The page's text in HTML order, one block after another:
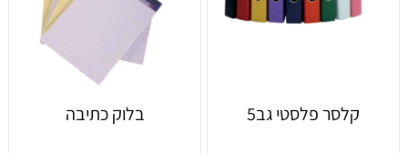
קלסר פלסטי גב5 בלוק כתיבה